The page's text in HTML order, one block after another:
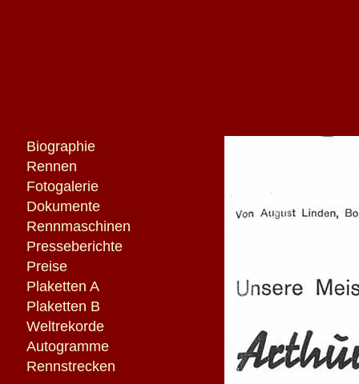
Biographie
Rennen
Fotogalerie
Dokumente
Rennmaschinen
Presseberichte
Preise
Plaketten A
Plaketten B
Weltrekorde
Autogramme
Rennstrecken